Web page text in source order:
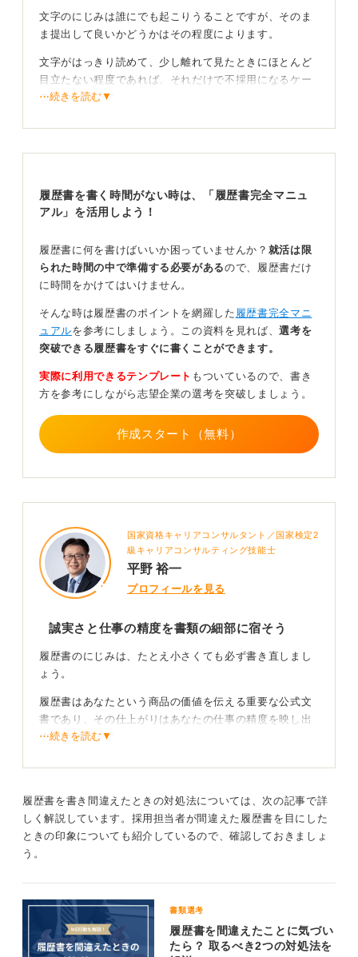
文字のにじみは誰にでも起こりうることですが、そのま
ま提出して良いかどうかはその程度によります。
文字がはっきり読めて、少し離れて見たときにほとんど
目立たない程度であれば、それだけで不採用になるケー
スは少ないです。
事前の工夫と準備で小さなミスを防ぐ習慣を身に付
けよう
にじんだ部分を修正ペンや砂消しゴムで直すと、紙が傷
んでかえって汚れが目立ってしまうため控えるようにし
てください。
時間に余裕があるのなら、書き直すことが最も無難であ
り、誠実な印象を与える最善の方法だといえます。
パーを敷くなどの対策を講じて、清潔感のある書類作成
を心掛けましょう。
⋯続きを読む▼
履歴書を書く時間がない時は、「履歴書完全マニュ
アル」を活用しよう！
履歴書に何を書けばいいか困っていませんか？ 就活は限
られた時間の中で準備する必要があるので、履歴書だけ
に時間をかけてはいけません。
そんな時は履歴書のポイントを網羅した 履歴書完全マニ
ュアルを参考にしましょう。この資料を見れば、選考を
突破できる履歴書をすぐに書くことができます。
実際に利用できるテンプレート もついているので、書き
方を参考にしながら志望企業の選考を突破しましょう。
作成スタート（無料）
国家資格キャリアコンサルタント／国家検定2
級キャリアコンサルティング技能士
平野 裕一
プロフィールを見る
誠実さと仕事の精度を書類の細部に宿そう
履歴書のにじみは、たとえ小さくても必ず書き直しまし
ょう。
履歴書はあなたという商品の価値を伝える重要な公式文
書であり、その仕上がりはあなたの仕事の精度を映し出
す鏡だからです。
不備があるものをそのまま提出する姿勢が、入社後の業
務品質を不安視させる要因になります。 修正液の使用も
不誠実な印象を与えるため厳禁です。
手間を惜しまず最善の状態で信頼を勝ち取ろう！
再発防止には速乾性の高い油性ボールペンを選び、常に
当て紙をして書いた箇所を保護するなどの対策を講じて
⋯続きを読む▼
履歴書を書き間違えたときの対処法については、次の記事で詳
しく解説しています。採用担当者が間違えた履歴書を目にした
ときの印象についても紹介しているので、確認しておきましょ
う。
書類選考
履歴書を間違えたことに気づい
たら？ 取るべき2つの対処法を